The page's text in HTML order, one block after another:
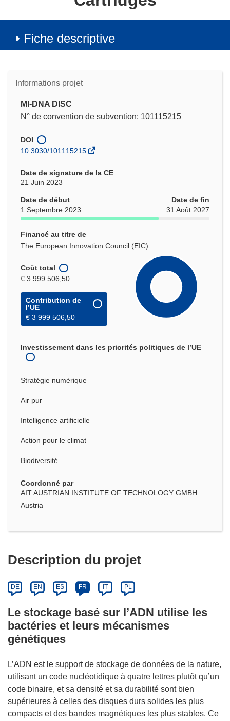
Fiche descriptive
Informations projet
MI-DNA DISC
N° de convention de subvention: 101115215
DOI
10.3030/101115215
Date de signature de la CE
21 Juin 2023
Date de début
1 Septembre 2023
Date de fin
31 Août 2027
Financé au titre de
The European Innovation Council (EIC)
Coût total
€ 3 999 506,50
Contribution de
l’UE
€ 3 999 506,50
Investissement dans les priorités politiques de l’UE
Stratégie numérique
Air pur
Intelligence artificielle
Action pour le climat
Biodiversité
Coordonné par
AIT AUSTRIAN INSTITUTE OF TECHNOLOGY GMBH
Austria
Description du projet
DE EN ES FR IT PL
Le stockage basé sur l’ADN utilise les
bactéries et leurs mécanismes
génétiques
L’ADN est le support de stockage de données de la nature,
utilisant un code nucléotidique à quatre lettres plutôt qu’un
code binaire, et sa densité et sa durabilité sont bien
supérieures à celles des disques durs solides les plus
compacts et des bandes magnétiques les plus stables. Ce